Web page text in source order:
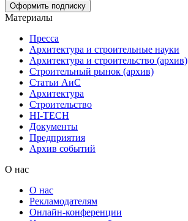
Материалы
Пресса
Архитектура и строительные науки
Архитектура и строительство (архив)
Строительный рынок (архив)
Статьи АиС
Архитектура
Строительство
HI-TECH
Документы
Предприятия
Архив событий
О нас
О нас
Рекламодателям
Онлайн-конференции